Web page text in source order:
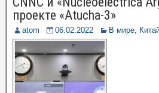
проекте «Atucha-3»
atom 06.02.2022 В мире,